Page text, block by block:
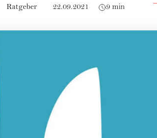
Ratgeber 22.09.2021 9 min